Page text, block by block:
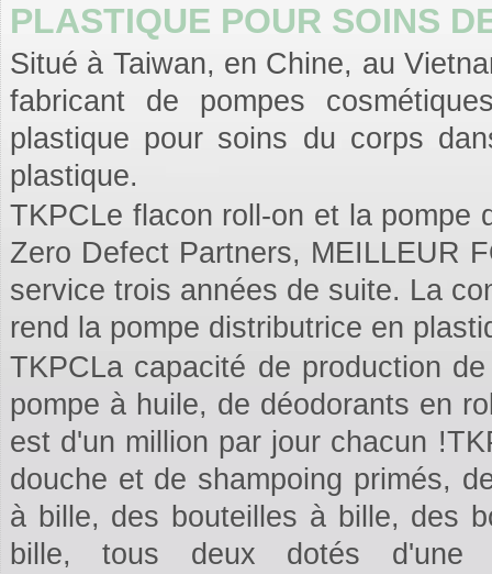
PLASTIQUE POUR SOINS
Situé à Taiwan, en Chine, au
fabricant de pompes
plastique pour soins du corps
plastique.
TKPCLe flacon roll-on et la pompe
Zero Defect Partners, MEILLEUR
service trois années de suite. La
rend la pompe distributrice en
TKPCLa capacité de production
pompe à huile, de déodorants en
est d'un million par jour chacun
douche et de shampoing primés,
à bille, des bouteilles à bille, des
bille, tous deux dotés